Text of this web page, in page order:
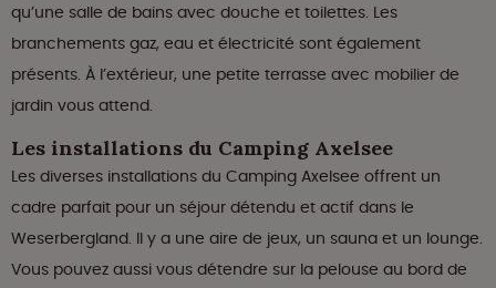
qu’une salle de bains avec douche et toilettes. Les
branchements gaz, eau et électricité sont également
présents. À l’extérieur, une petite terrasse avec mobilier de
jardin vous attend.
Les installations du Camping Axelsee
Les diverses installations du Camping Axelsee offrent un
cadre parfait pour un séjour détendu et actif dans le
Weserbergland. Il y a une aire de jeux, un sauna et un lounge.
Vous pouvez aussi vous détendre sur la pelouse au bord de